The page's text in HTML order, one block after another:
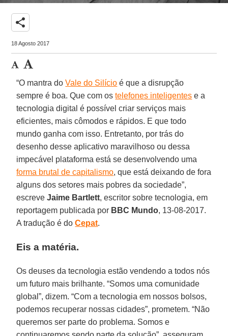
share
18 Agosto 2017
“O mantra doVale do Silício é que a disrupção
sempre é boa. Que com ostelefones inteligentes e a
tecnologia digital é possível criar serviços mais
eficientes, mais cômodos e rápidos. E que todo
mundo ganha com isso. Entretanto, por trás do
desenho desse aplicativo maravilhoso ou dessa
impecável plataforma está se desenvolvendo uma
forma brutal de capitalismo, que está deixando de fora
alguns dos setores mais pobres da sociedade”,
escreveJaime Bartlett, escritor sobre tecnologia, em
reportagem publicada por BBC Mundo, 13-08-2017.
A tradução é doCepat.
Eis a matéria.
Os deuses da tecnologia estão vendendo a todos nós
um futuro mais brilhante. “Somos uma comunidade
global”, dizem. “Com a tecnologia em nossos bolsos,
podemos recuperar nossas cidades”, prometem. “Não
queremos ser parte do problema. Somos e